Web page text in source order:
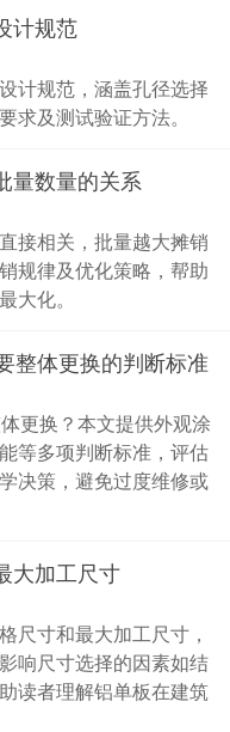
计规范
计规范，涵盖孔径选择
求及测试验证方法。
量数量的关系
接相关，批量越大摊销
规律及优化策略，帮助
大化。
整体更换的判断标准
更换？本文提供外观涂
等多项判断标准，评估
决策，避免过度维修或
大加工尺寸
尺寸和最大加工尺寸，
响尺寸选择的因素如结
读者理解铝单板在建筑